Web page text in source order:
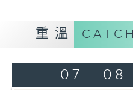
重溫
07 - 08